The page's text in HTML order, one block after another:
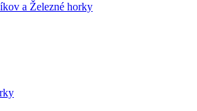
a Železné horky